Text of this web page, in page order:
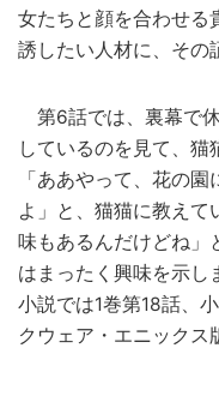
女たちと顔を合わせる
誘したい人材に、その
第6話では、裏幕で
しているのを見て、
「ああやって、花の
よ」と、猫猫に教え
味もあるんだけどね」
はまったく興味を示し
小説では1巻第18話、
クウェア・エニックス